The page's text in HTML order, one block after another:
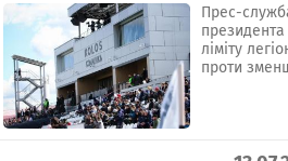
Прес-
ліміту
проти